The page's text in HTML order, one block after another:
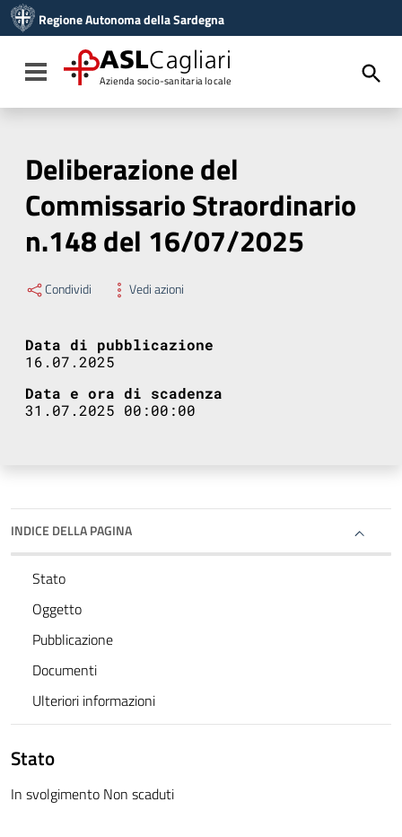
Vai al menu di navigazione
Vai al footer
Regione Autonoma della Sardegna
Toggle navigation
ASLCagliari
Azienda socio-sanitaria locale
Deliberazione del
Commissario Straordinario
n.148 del 16/07/2025
Condividi Vedi azioni
Data di pubblicazione
16.07.2025
Data e ora di scadenza
31.07.2025 00:00:00
INDICE DELLA PAGINA
Stato
Oggetto
Pubblicazione
Documenti
Ulteriori informazioni
Stato
In svolgimento Non scaduti